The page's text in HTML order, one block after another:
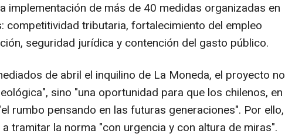
implementación de más de 40 medidas organizadas en
competitividad tributaria, fortalecimiento del empleo
seguridad jurídica y contención del gasto público.
de abril el inquilino de La Moneda, el proyecto no
sino "una oportunidad para que los chilenos, en
rumbo pensando en las futuras generaciones". Por ello,
tramitar la norma "con urgencia y con altura de miras".